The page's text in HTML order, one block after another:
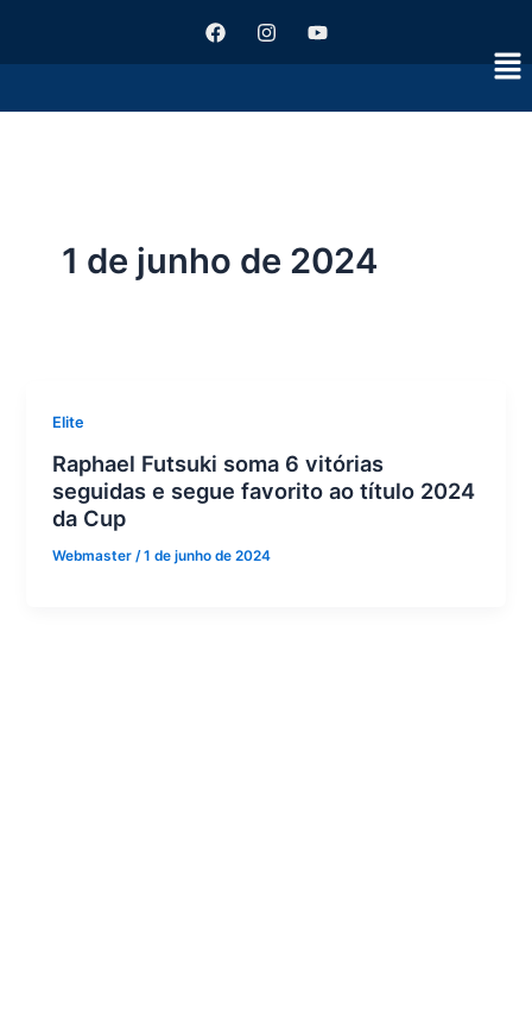
o
F
a
c
I
n
s
Y
o
u
1 de junho de 2024
Elite
Raphael Futsuki soma 6 vitórias
seguidas e segue favorito ao título 2024
da Cup
Webmaster/1 de junho de 2024